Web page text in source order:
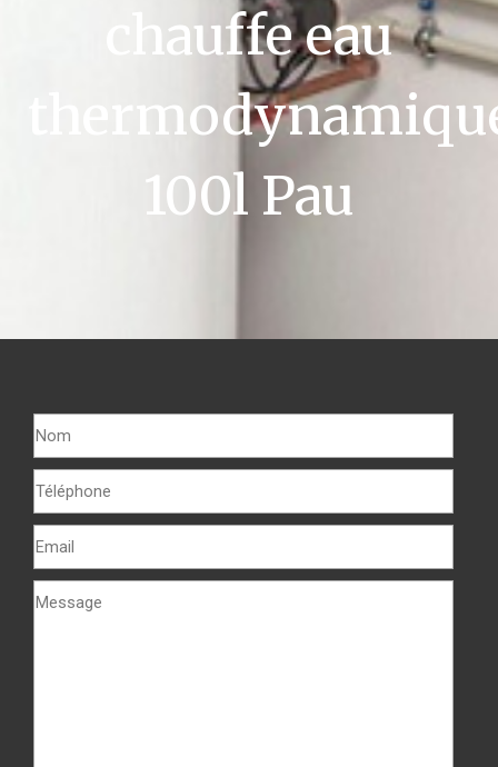
chauffe eau
100l Pau